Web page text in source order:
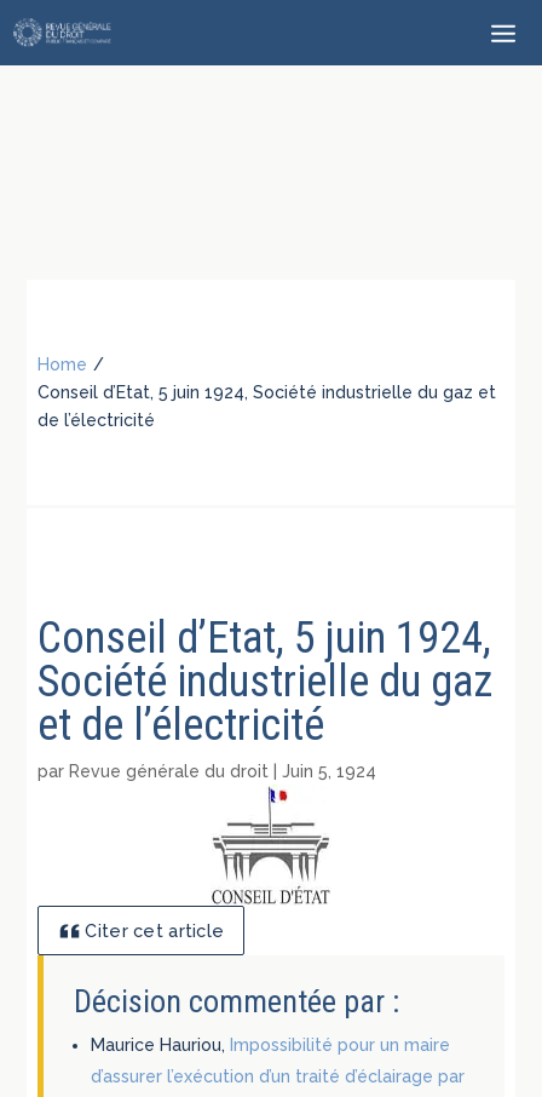
Home /
Conseil d’Etat, 5 juin 1924, Société industrielle du gaz et
de l’électricité
Conseil d’Etat, 5 juin 1924,
Société industrielle du gaz
et de l’électricité
par Revue générale du droit |Juin 5, 1924
Citer cet article
Décision commentée par :
Maurice Hauriou, Impossibilité pour un maire
d’assurer l’exécution d’un traité d’éclairage par